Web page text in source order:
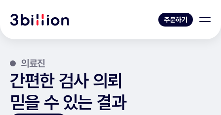
주문하기
의료진
간편한 검사 의뢰
믿을 수 있는 결과